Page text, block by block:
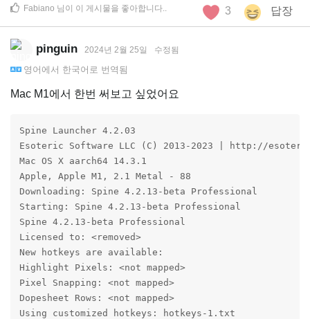
3
답장
Fabiano 님이 이 게시물을 좋아합니다..
pinguin 2024년 2월 25일 수정됨
영어 에서 한국어 로 번역됨
Mac M1에서 한번 써보고 싶었어요
Spine Launcher 4.2.03
Esoteric Software LLC (C) 2013-2023 | http://
Mac OS X aarch64 14.3.1
Apple, Apple M1, 2.1 Metal - 88
Downloading: Spine 4.2.13-beta Professional
Starting: Spine 4.2.13-beta Professional
Spine 4.2.13-beta Professional
Licensed to: <removed>
New hotkeys are available:
Highlight Pixels: <not mapped>
Pixel Snapping: <not mapped>
Dopesheet Rows: <not mapped>
Using customized hotkeys: hotkeys-1.txt